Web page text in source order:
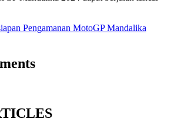
Pengamanan MotoGP Mandalika